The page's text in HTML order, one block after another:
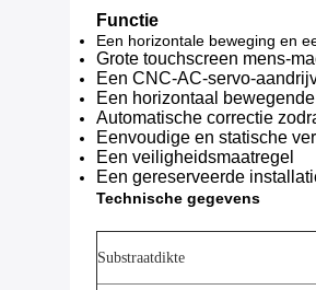
Functie
Een horizontale beweging en
Grote touchscreen mens-
Een CNC-AC-servo-
Een horizontaal
Automatische correctie
Eenvoudige en statische
Een veiligheidsmaatregel
Een gereserveerde
Technische gegevens
Substraatdikte